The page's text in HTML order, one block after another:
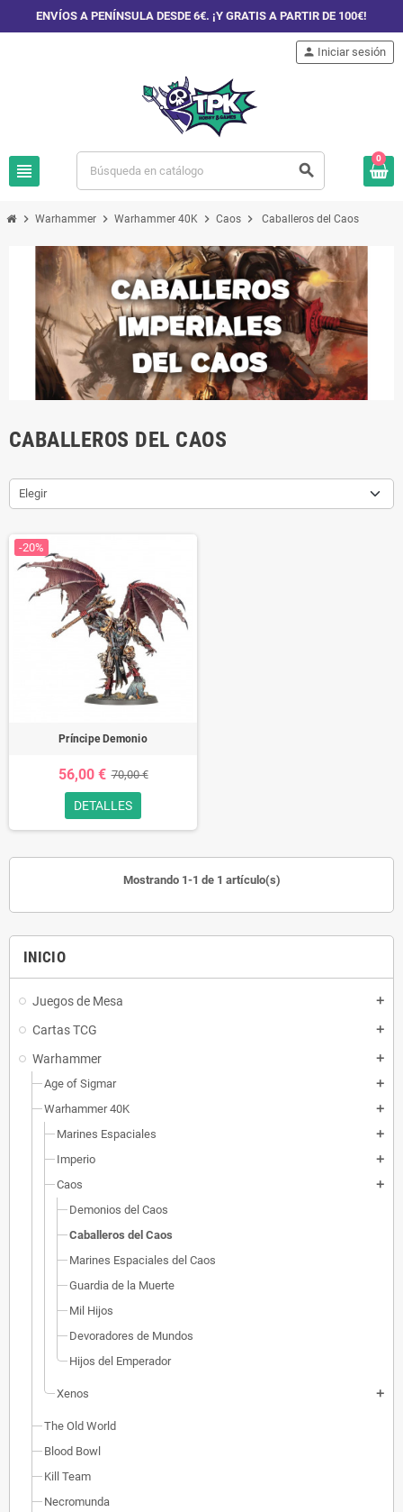
ENVÍOS A PENÍNSULA DESDE 6€. ¡Y GRATIS A PARTIR DE 100€!
view_headline search
person Iniciar sesión
0
chevron_right Warhammer chevron_right Warhammer 40K chevron_right Caos chevron_right Caballeros del Caos
INICIO
Juegos de Mesa add
Cartas TCG add
Warhammer add
Age of Sigmar add
Warhammer 40K add
Marines Espaciales add
Imperio add
Caos add
Demonios del Caos
Caballeros del Caos
Marines Espaciales del Caos
Guardia de la Muerte
Mil Hijos
Devoradores de Mundos
Hijos del Emperador
Xenos add
The Old World
Blood Bowl
Kill Team
Necromunda
CABALLEROS DEL CAOS
Elegir
-20%
Príncipe Demonio
56,00 € 70,00 €
DETALLES
Mostrando 1-1 de 1 artículo(s)